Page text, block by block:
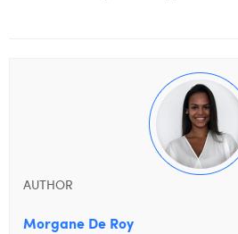
AUTHOR
Morgane De Roy